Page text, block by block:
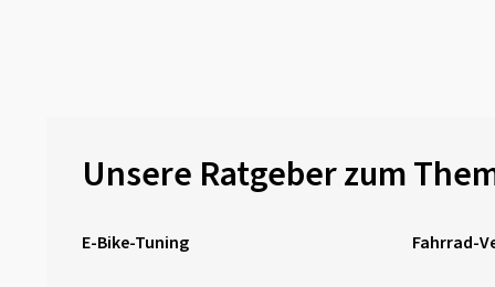
Unsere Ratgeber zum
E-Bike-Tuning Fahrrad-